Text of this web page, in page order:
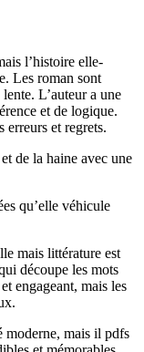
l’histoire elle-
Les roman sont
L’auteur a une
et de logique.
erreurs et regrets.
de la haine avec une
qu’elle véhicule
mais littérature est
découpe les mots
engageant, mais les
moderne, mais il pdfs